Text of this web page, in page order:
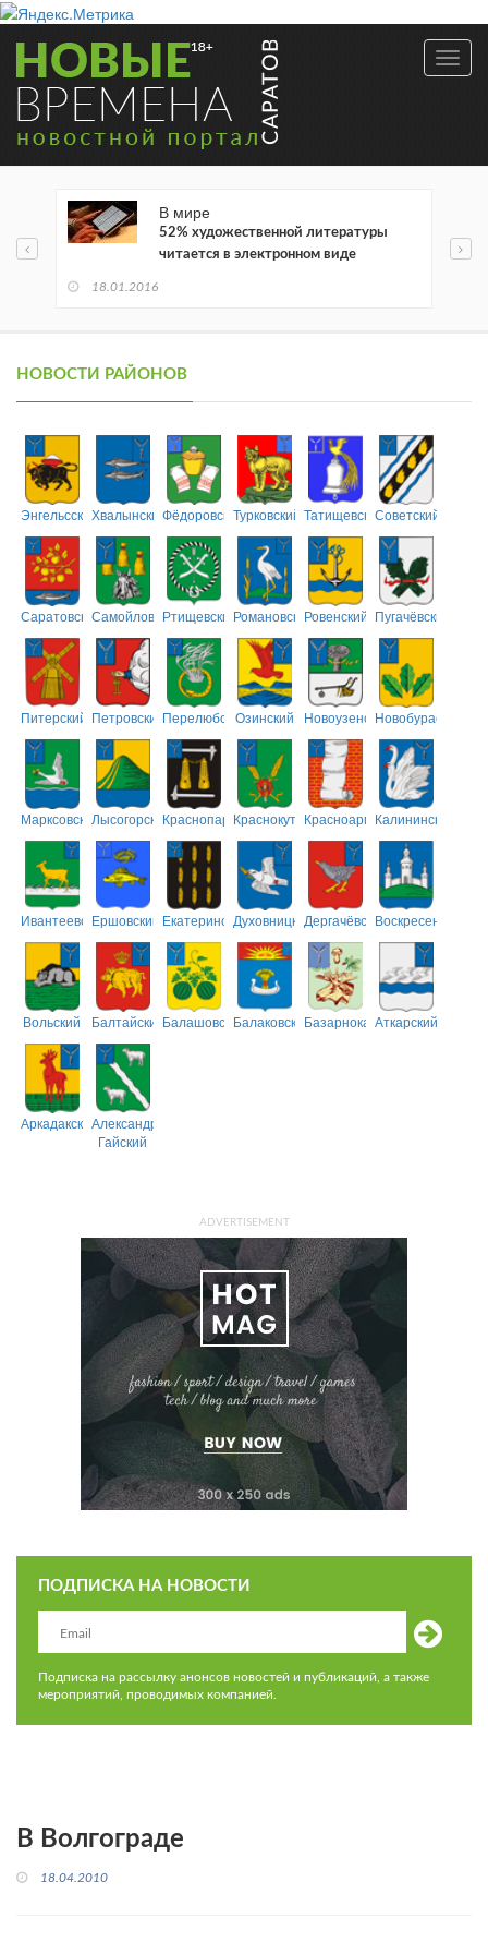
В мире
52% художественной литературы
читается в электронном виде
18.01.2016
НОВОСТИ РАЙОНОВ
ЭнгельсскийХвалынскийФёдоровскийТурковский ТатищевскийСоветский
СаратовскийСамойловскийРтищевскийРомановскийРовенский Пугачёвский
Питерский ПетровскийПерелюбскийОзинский НовоузенскийНовобурасский
МарксовскийЛысогорскийКраснопартизанский
КраснокутскийКрасноармейский
Калининский
ИвантеевскийЕршовский ЕкатериновскийДуховницкийДергачёвскийВоскресенский
Вольский БалтайскийБалашовскийБалаковскийБазарнокарабулакский
Аткарский
АркадакскийАлександрово-
Гайский
ADVERTISEMENT
ПОДПИСКА НА НОВОСТИ
Подписка на рассылку анонсов новостей и публикаций, а также
мероприятий, проводимых компанией.
В Волгограде
18.04.2010